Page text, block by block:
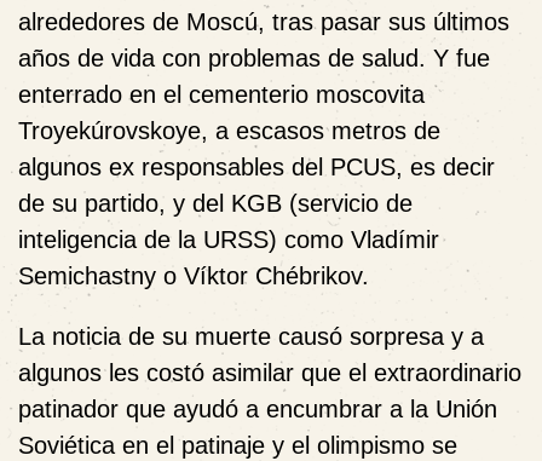
alrededores de Moscú, tras pasar sus últimos
años de vida con problemas de salud. Y fue
enterrado en el cementerio moscovita
Troyekúrovskoye, a escasos metros de
algunos ex responsables del PCUS, es decir
de su partido, y del KGB (servicio de
inteligencia de la URSS) como Vladímir
Semichastny o Víktor Chébrikov.
La noticia de su muerte causó sorpresa y a
algunos les costó asimilar que el extraordinario
patinador que ayudó a encumbrar a la Unión
Soviética en el patinaje y el olimpismo se